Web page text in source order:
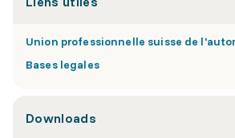
Union professionnelle suisse de
Bases legales
Downloads